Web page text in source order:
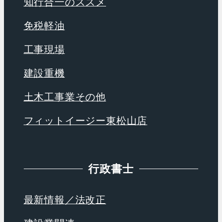
免税軽油
工事現場
建設重機
土木工事業その他
フィットイージー東松山店
行政書士
最新情報／法改正